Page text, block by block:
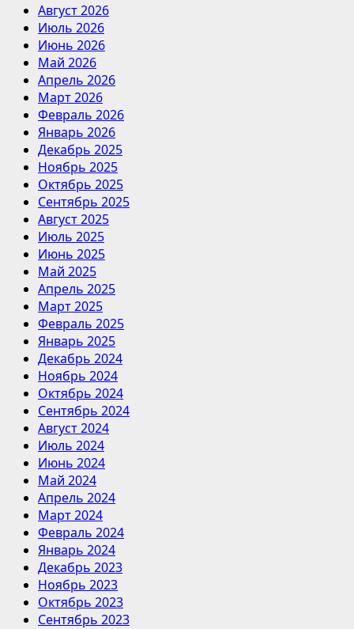
Август 2026
Июль 2026
Июнь 2026
Май 2026
Апрель 2026
Март 2026
Февраль 2026
Январь 2026
Декабрь 2025
Ноябрь 2025
Октябрь 2025
Сентябрь 2025
Август 2025
Июль 2025
Июнь 2025
Май 2025
Апрель 2025
Март 2025
Февраль 2025
Январь 2025
Декабрь 2024
Ноябрь 2024
Октябрь 2024
Сентябрь 2024
Август 2024
Июль 2024
Июнь 2024
Май 2024
Апрель 2024
Март 2024
Февраль 2024
Январь 2024
Декабрь 2023
Ноябрь 2023
Октябрь 2023
Сентябрь 2023